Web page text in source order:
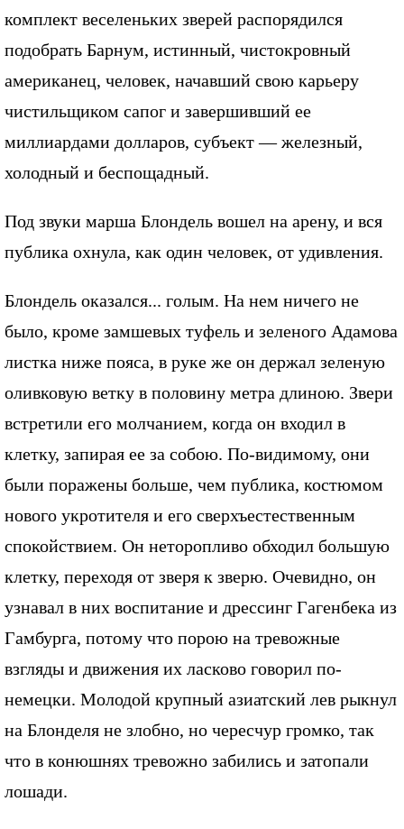
комплект веселеньких зверей распорядился
подобрать Барнум, истинный, чистокровный
американец, человек, начавший свою карьеру
чистильщиком сапог и завершивший ее
миллиардами долларов, субъект — железный,
холодный и беспощадный.
Под звуки марша Блондель вошел на арену, и вся
публика охнула, как один человек, от удивления.
Блондель оказался... голым. На нем ничего не
было, кроме замшевых туфель и зеленого Адамова
листка ниже пояса, в руке же он держал зеленую
оливковую ветку в половину метра длиною. Звери
встретили его молчанием, когда он входил в
клетку, запирая ее за собою. По-видимому, они
были поражены больше, чем публика, костюмом
нового укротителя и его сверхъестественным
спокойствием. Он неторопливо обходил большую
клетку, переходя от зверя к зверю. Очевидно, он
узнавал в них воспитание и дрессинг Гагенбека из
Гамбурга, потому что порою на тревожные
взгляды и движения их ласково говорил по-
немецки. Молодой крупный азиатский лев рыкнул
на Блонделя не злобно, но чересчур громко, так
что в конюшнях тревожно забились и затопали
лошади.